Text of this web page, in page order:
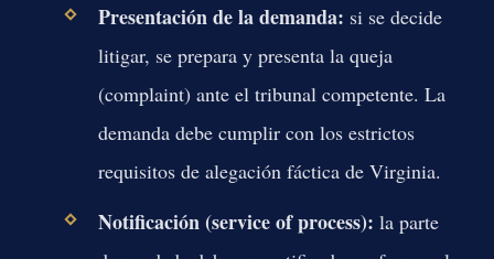
Presentación de la demanda: si se decide
litigar, se prepara y presenta la queja
(complaint) ante el tribunal competente. La
demanda debe cumplir con los estrictos
requisitos de alegación fáctica de Virginia.
Notificación (service of process): la parte